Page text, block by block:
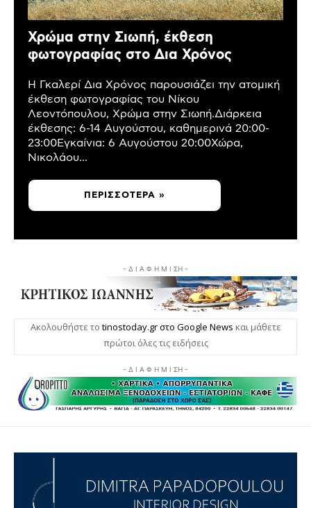
Χρώμα στην Σιωπή, έκθεση
φωτογραφίας στο Δια Χρόνος
Η Γκαλερί Δια Χρόνος παρουσιάζει την ατομική
έκθεση φωτογραφίας του Νίκου
Λεοντόπουλου, Χρώμα στην Σιωπή.Διάρκεια
έκθεσης: 6-14 Αυγούστου, καθημερινά 20:00-
23:00Εγκαίνια: 6 Αυγούστου 20:00Χώρα,
Νικολάου...
ΠΕΡΙΣΣΌΤΕΡΑ »
- Δ Ι Α Φ Η Μ Ι ΣΗ -
Ακολουθήστε το tinostoday.gr στο Google News και μάθετε
πρώτοι όλες τις ειδήσεις
- Δ Ι Α Φ Η Μ Ι ΣΗ -